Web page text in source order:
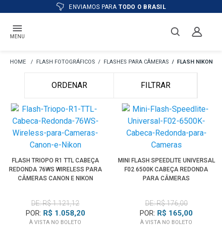
ATÉ12XE PREÇO ESPECIALNO BOLETO
MENU
FLASH FOTOGRÁFICOS FLASHES PARA CÂMERAS FLASH NIKON
ORDENAR FILTRAR
FLASH TRIOPO R1 TTL CABEÇA
REDONDA 76WS WIRELESS PARA
CÂMERAS CANON E NIKON
DE: R$ 1.121,12
POR: R$ 1.058,20
À VISTA NO BOLETO
MINI FLASH SPEEDLITE UNIVERSAL
F02 6500K CABEÇA REDONDA
PARA CÂMERAS
DE: R$ 176,00
POR: R$ 165,00
À VISTA NO BOLETO